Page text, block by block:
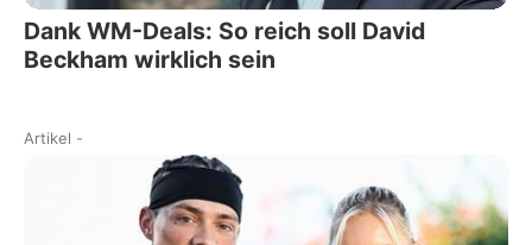
Dank WM-Deals: So reich soll David
Beckham wirklich sein
Artikel -